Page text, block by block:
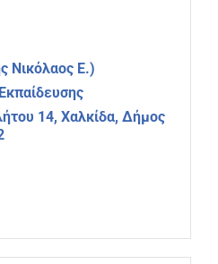
Νικόλαος Ε.)
14, Χαλκίδα, Δήμος